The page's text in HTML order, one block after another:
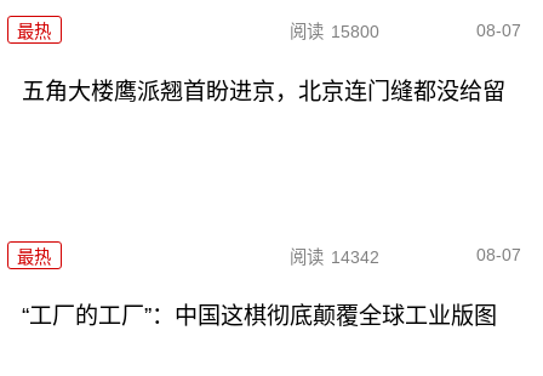
最热 阅读 15800 08-07
五角大楼鹰派翘首盼进京，北京连门缝都没给留
最热 阅读 14342 08-07
“工厂的工厂”：中国这棋彻底颠覆全球工业版图